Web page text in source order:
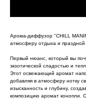
Арома-диффузор "CHILL
атмосферу отдыха и праздной
Первый нюанс, который вы
экзотической сладостью и
Этот освежающий аромат
добавляя в атмосферу нотку
изысканность и глубину,
композицию аромат конопли.